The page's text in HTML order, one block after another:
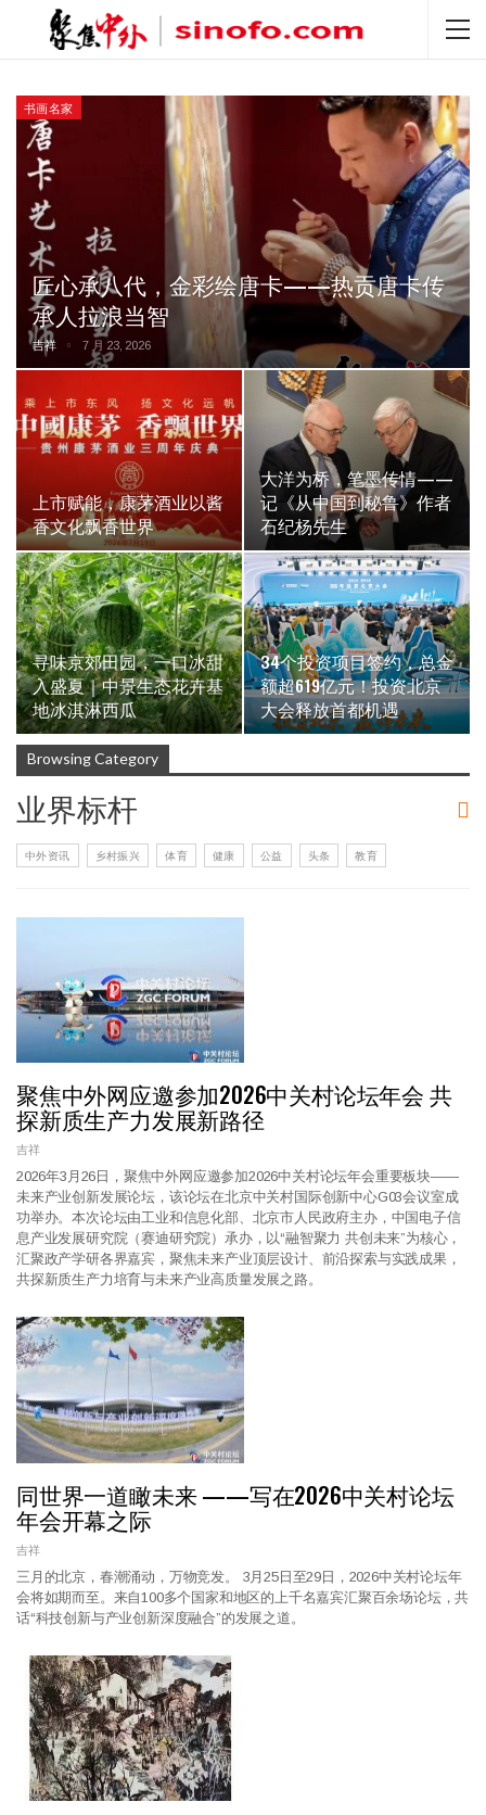
书画名家
匠心承八代，金彩绘唐卡——热贡唐卡传
承人拉浪当智
吉祥 7 月 23, 2026
上市赋能，康茅酒业以酱
香文化飘香世界
大洋为桥，笔墨传情——
记《从中国到秘鲁》作者
石纪杨先生
寻味京郊田园，一口冰甜
入盛夏｜中景生态花卉基
地冰淇淋西瓜
34个投资项目签约，总金
额超619亿元！投资北京
大会释放首都机遇
Browsing Category
业界标杆
中外资讯 乡村振兴 体育 健康 公益 头条 教育
聚焦中外网应邀参加2026中关村论坛年会 共
探新质生产力发展新路径
吉祥
2026年3月26日，聚焦中外网应邀参加2026中关村论坛年会重要板块——
未来产业创新发展论坛，该论坛在北京中关村国际创新中心G03会议室成
功举办。本次论坛由工业和信息化部、北京市人民政府主办，中国电子信
息产业发展研究院（赛迪研究院）承办，以“融智聚力 共创未来”为核心，
汇聚政产学研各界嘉宾，聚焦未来产业顶层设计、前沿探索与实践成果，
共探新质生产力培育与未来产业高质量发展之路。
同世界一道瞰未来 ——写在2026中关村论坛
年会开幕之际
吉祥
三月的北京，春潮涌动，万物竞发。 3月25日至29日，2026中关村论坛年
会将如期而至。来自100多个国家和地区的上千名嘉宾汇聚百余场论坛，共
话“科技创新与产业创新深度融合”的发展之道。